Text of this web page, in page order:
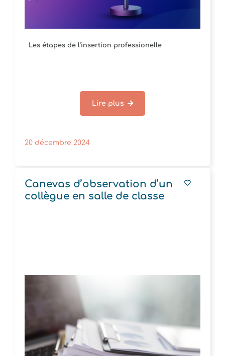
Les étapes de l'insertion professionelle
Lire plus
20 décembre 2024
Canevas d’observation d’un
collègue en salle de classe